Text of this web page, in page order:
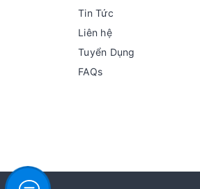
Tin Tức
Liên hệ
Tuyển Dụng
FAQs